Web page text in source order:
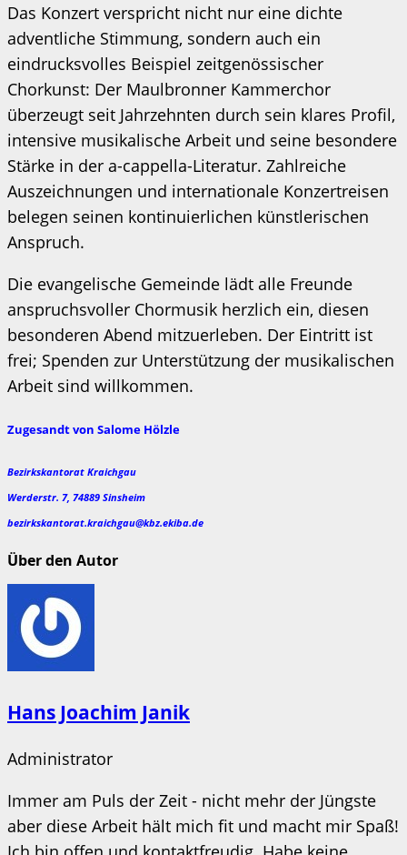
Das Konzert verspricht nicht nur eine dichte
adventliche Stimmung, sondern auch ein
eindrucksvolles Beispiel zeitgenössischer
Chorkunst: Der Maulbronner Kammerchor
überzeugt seit Jahrzehnten durch sein klares Profil,
intensive musikalische Arbeit und seine besondere
Stärke in der a-cappella-Literatur. Zahlreiche
Auszeichnungen und internationale Konzertreisen
belegen seinen kontinuierlichen künstlerischen
Anspruch.
Die evangelische Gemeinde lädt alle Freunde
anspruchsvoller Chormusik herzlich ein, diesen
besonderen Abend mitzuerleben. Der Eintritt ist
frei; Spenden zur Unterstützung der musikalischen
Arbeit sind willkommen.
Zugesandt von Salome Hölzle
Bezirkskantorat Kraichgau
Werderstr. 7, 74889 Sinsheim
bezirkskantorat.kraichgau@kbz.ekiba.de
Über den Autor
Hans Joachim Janik
Administrator
Immer am Puls der Zeit - nicht mehr der Jüngste
aber diese Arbeit hält mich fit und macht mir Spaß!